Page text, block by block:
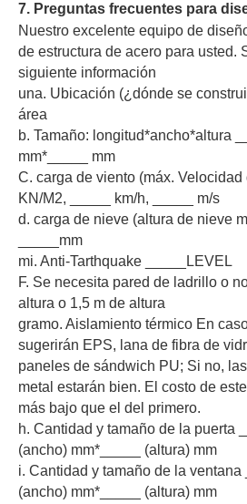
7. Preguntas frecuentes para
Nuestro excelente equipo de
de estructura de acero para usted.
siguiente información
una. Ubicación (¿dónde se
área
b. Tamaño: longitud*ancho*altura
mm*_____ mm
C. carga de viento (máx. Velocidad
KN/M2, _____ km/h, _____ m/s
d. carga de nieve (altura de nieve
_____mm
mi. Anti-Tarthquake _____LEVEL
F. Se necesita pared de ladrillo o
altura o 1,5 m de altura
gramo. Aislamiento térmico En
sugerirán EPS, lana de fibra de
paneles de sándwich PU; Si no,
metal estarán bien. El costo de
más bajo que el del primero.
h. Cantidad y tamaño de la puerta
(ancho) mm*_____ (altura) mm
i. Cantidad y tamaño de la ventana
(ancho) mm*_____ (altura) mm